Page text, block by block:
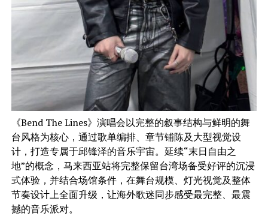
《Bend The Lines》演唱会以完整的叙事结构与鲜明的舞
台风格为核心，通过歌单编排、章节铺陈及大型视觉设
计，打造专属于邱锋泽的音乐宇宙。延续“末日自由之
地”的概念，马来西亚站将完整保留台湾场备受好评的沉浸
式体验，并结合场馆条件，在舞台规模、灯光视觉及整体
节奏设计上全面升级，让海外歌迷同步感受最完整、最震
撼的音乐派对。